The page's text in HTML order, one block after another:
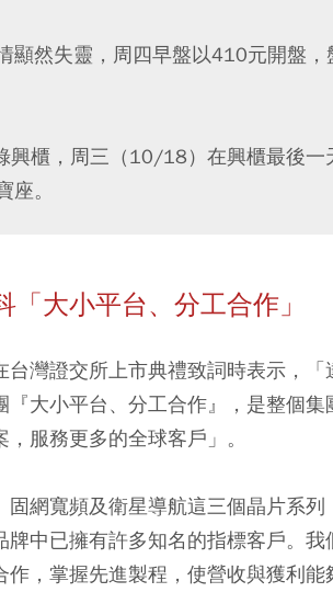
顯然失靈，周四早盤以410元開盤，
興櫃，周三（10/18）在興櫃最後
。
大小平台、分工合作」
灣證交所上市典禮致詞時表示，
大小平台、分工合作』，是整個
服務更多的全球客戶」。
固網寬頻及衛星導航這三個晶片系
中已擁有許多知名的指標客戶。
，掌握先進製程，使營收與獲利能